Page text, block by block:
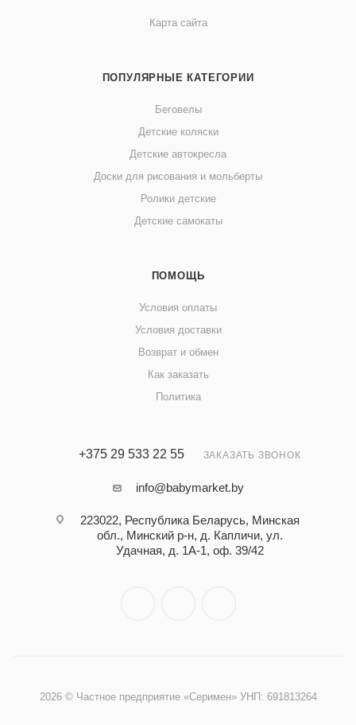
Карта сайта
ПОПУЛЯРНЫЕ КАТЕГОРИИ
Беговелы
Детские коляски
Детские автокресла
Доски для рисования и мольберты
Ролики детские
Детские самокаты
ПОМОЩЬ
Условия оплаты
Условия доставки
Возврат и обмен
Как заказать
Политика
+375 29 533 22 55 ЗАКАЗАТЬ ЗВОНОК
info@babymarket.by
223022, Республика Беларусь, Минская
обл., Минский р-н, д. Капличи, ул.
Удачная, д. 1А-1, оф. 39/42
2026 © Частное предприятие «Серимен» УНП: 691813264